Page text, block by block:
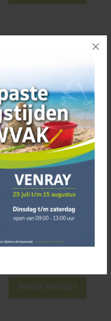
Diverse afmetingen
Coral XL
vanaf € 40,00
BEKIJK PRODUCT
*Keramische tegel Natura
BEKIJK PRODUCT